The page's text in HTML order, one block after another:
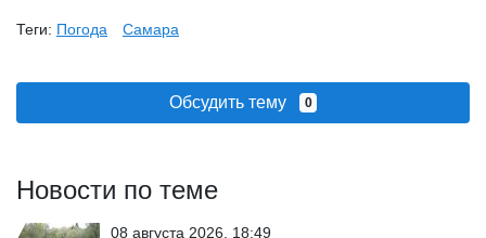
Теги: Погода Самара
Обсудить тему 0
Новости по теме
08 августа 2026, 18:49